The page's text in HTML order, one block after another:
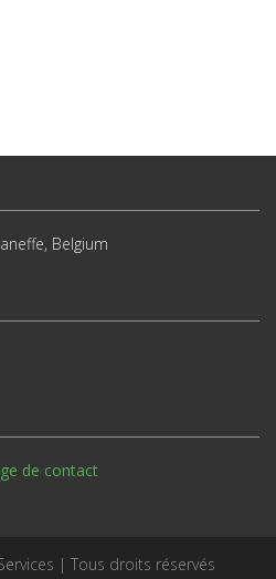
Belgium
de contact
| Tous droits réservés